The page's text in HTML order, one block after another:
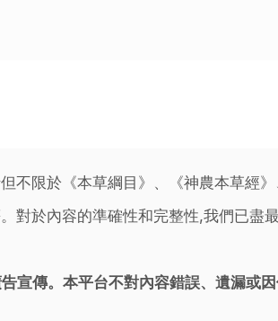
限於《本草綱目》、《神農本草經》
對於內容的準確性和完整性,我們已盡
宣傳。本平台不對內容錯誤、遺漏或